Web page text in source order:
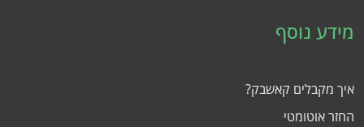
מידע נוסף
איך מקבלים קאשבק?
החזר אוטומטי